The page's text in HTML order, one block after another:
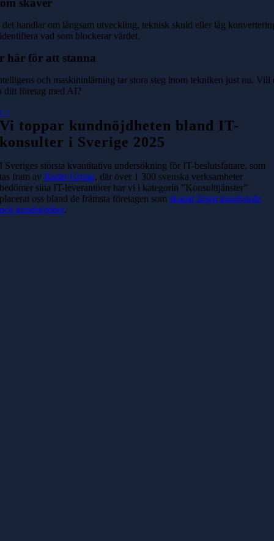
skaver
det handlar om långsam utveckling, teknisk skuld eller låg
vad som blockerar värdet.
här för att stanna
och maskininlärning tar stora steg inom tekniken just nu. Vill
ditt företag med AI?
>
Vi toppar kundnöjdheten bland IT-
konsulter i Sverige 2025
I Sveriges största kvantitativa undersökning för IT-beslutsfattare, som
tas fram avRadar Group, där över 1 300 svenska verksamheter
bedömer sina IT-leverantörer har vi i kategorin ”Konsulttjänster”
placerat oss bland de främsta företagen somskapar högst kundvärde
och kundnöjdhet.